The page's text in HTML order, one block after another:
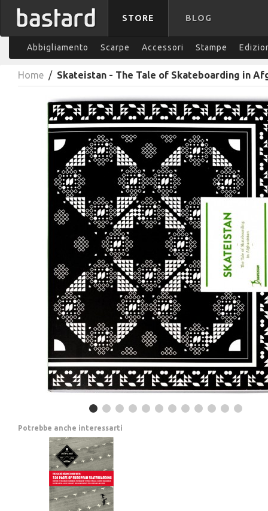
STORE BLOG
Abbigliamento Scarpe Accessori Stampe
Home / Skateistan - The Tale of Skateboarding in
Potrebbe anche interessarti